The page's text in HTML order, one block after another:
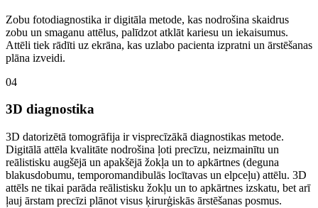
Zobu fotodiagnostika ir digitāla metode, kas nodrošina skaidrus
zobu un smaganu attēlus, palīdzot atklāt kariesu un iekaisumus.
Attēli tiek rādīti uz ekrāna, kas uzlabo pacienta izpratni un ārstēšanas
plāna izveidi.
04
3D diagnostika
3D datorizētā tomogrāfija ir visprecīzākā diagnostikas metode.
Digitālā attēla kvalitāte nodrošina ļoti precīzu, neizmainītu un
reālistisku augšējā un apakšējā žokļa un to apkārtnes (deguna
blakusdobumu, temporomandibulās locītavas un elpceļu) attēlu. 3D
attēls ne tikai parāda reālistisku žokļu un to apkārtnes izskatu, bet arī
ļauj ārstam precīzi plānot visus ķirurģiskās ārstēšanas posmus.